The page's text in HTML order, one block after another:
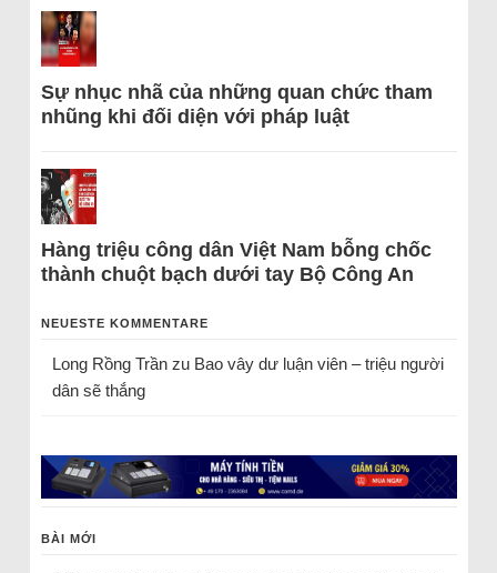
Sự nhục nhã của những quan chức tham
nhũng khi đối diện với pháp luật
Hàng triệu công dân Việt Nam bỗng chốc
thành chuột bạch dưới tay Bộ Công An
NEUESTE KOMMENTARE
Long Rồng Trầnzu Bao vây dư luận viên – triệu người
dân sẽ thắng
BÀI MỚI